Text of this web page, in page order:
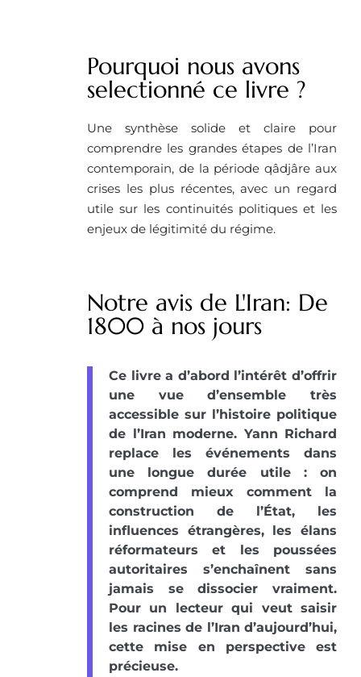
Pourquoi nous avons
selectionné ce livre ? ​
Une synthèse solide et claire pour
comprendre les grandes étapes de l’Iran
contemporain, de la période qâdjâre aux
crises les plus récentes, avec un regard
utile sur les continuités politiques et les
enjeux de légitimité du régime.
Notre avis de L'Iran: De
1800 à nos jours
Ce livre a d’abord l’intérêt d’offrir
une vue d’ensemble très
accessible sur l’histoire politique
de l’Iran moderne. Yann Richard
replace les événements dans
une longue durée utile : on
comprend mieux comment la
construction de l’État, les
influences étrangères, les élans
réformateurs et les poussées
autoritaires s’enchaînent sans
jamais se dissocier vraiment.
Pour un lecteur qui veut saisir
les racines de l’Iran d’aujourd’hui,
cette mise en perspective est
précieuse.